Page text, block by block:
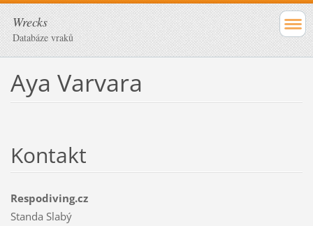
Wrecks
Databáze vraků
Aya Varvara
Kontakt
Respodiving.cz
Standa Slabý